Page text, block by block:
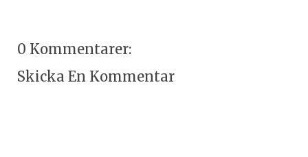
0 Kommentarer:
Skicka En Kommentar